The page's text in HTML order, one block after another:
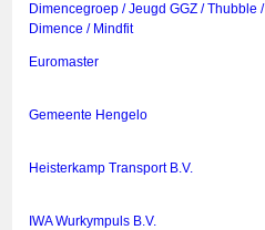
Dimencegroep / Jeugd GGZ / Thubble /
Dimence / Mindfit
Euromaster
Gemeente Hengelo
Heisterkamp Transport B.V.
IWA Wurkympuls B.V.